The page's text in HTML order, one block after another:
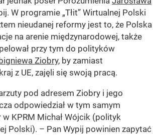
W programie „Tłit” Wirtualnej Polski
nieudanej reformy jest to, że Polska
na arenie międzynarodowej, także
przy tym do polityków
Ziobry, by zamiast
z UE, zajęli się swoją pracą.
pod adresem Ziobry i jego
odpowiedział w tym samym
KPRM Michał Wójcik (polityk
Polski). – Pan Wypij powinien zapytać